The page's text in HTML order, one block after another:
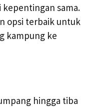
sama.
opsi terbaik untuk
kampung ke
hingga tiba